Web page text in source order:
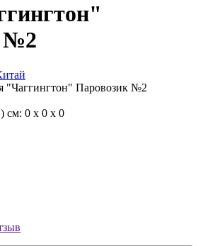
№2
"Чаггингтон" Паровозик №2
см: 0 x 0 x 0